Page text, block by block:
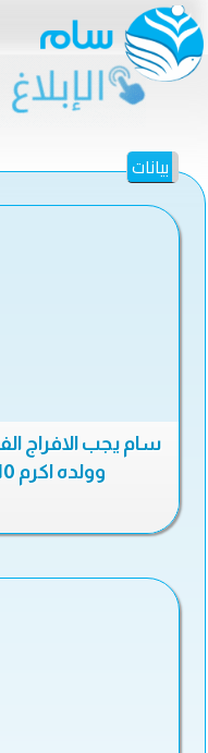
بيانات
سام يجب الافراج
وولده اكرم 10 سنوات في سقطرى